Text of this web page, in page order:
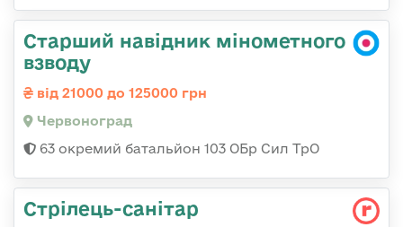
Старший навідник мінометного
взводу
від 21000 до 125000 грн
Червоноград
63 окремий батальйон 103 ОБр Сил ТрО
Стрілець-санітар